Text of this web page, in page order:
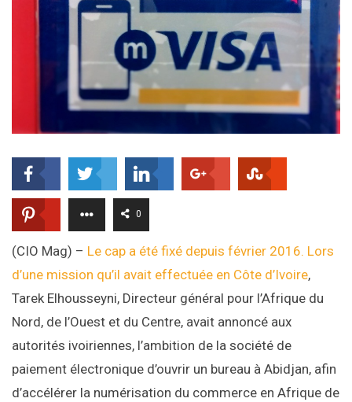
0
(CIO Mag) – Le cap a été fixé depuis février 2016. Lors
d’une mission qu’il avait effectuée en Côte d’Ivoire,
Tarek Elhousseyni, Directeur général pour l’Afrique du
Nord, de l’Ouest et du Centre, avait annoncé aux
autorités ivoiriennes, l’ambition de la société de
paiement électronique d’ouvrir un bureau à Abidjan, afin
d’accélérer la numérisation du commerce en Afrique de